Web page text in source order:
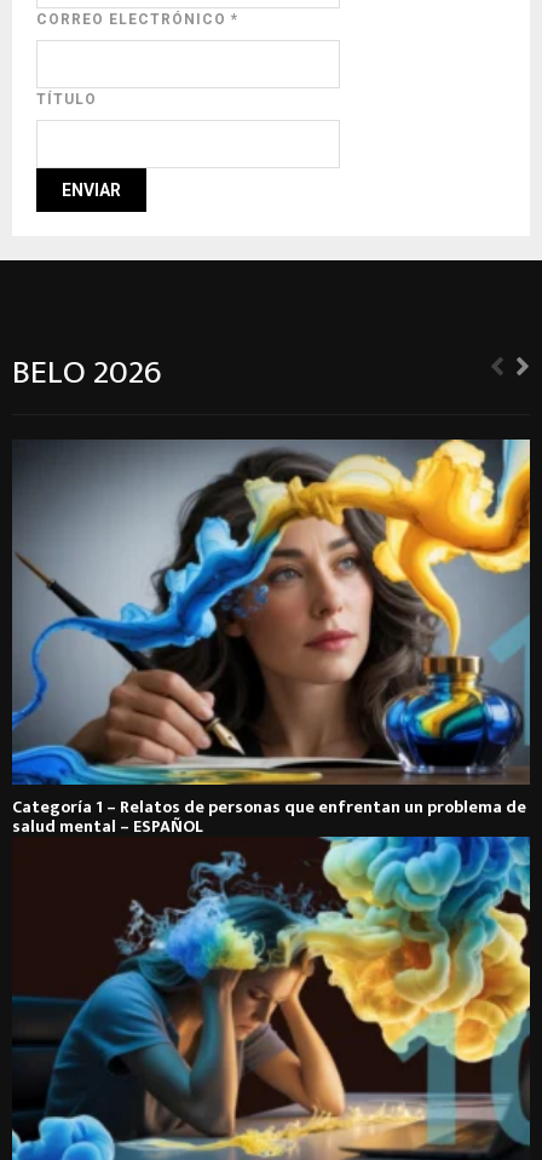
CORREO ELECTRÓNICO *
TÍTULO
BELO 2026
Categoría 1 – Relatos de personas que enfrentan un problema de
salud mental – ESPAÑOL